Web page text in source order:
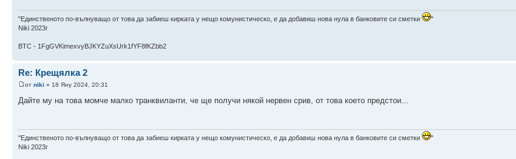
"Единственото по-вълнуващо от това да забиеш кирката у нещо комунистическо, е да добавиш нова нула в банковите си сметки
"
Niki 2023г
BTC - 1FgGVKimexvyBJKYZuXsUrk1fYF8fKZbb2
Re: Крещялка 2
от niki » 18 Яну 2024, 20:31
Дайте му на това момче малко транквиланти, че ще получи някой нервен срив, от това което предстои...
"Единственото по-вълнуващо от това да забиеш кирката у нещо комунистическо, е да добавиш нова нула в банковите си сметки
"
Niki 2023г